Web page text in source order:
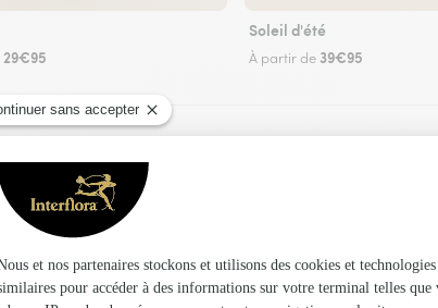
29€95
Soleil d'été
À partir de 39€95
fleuriste Interflora à Tanconville et